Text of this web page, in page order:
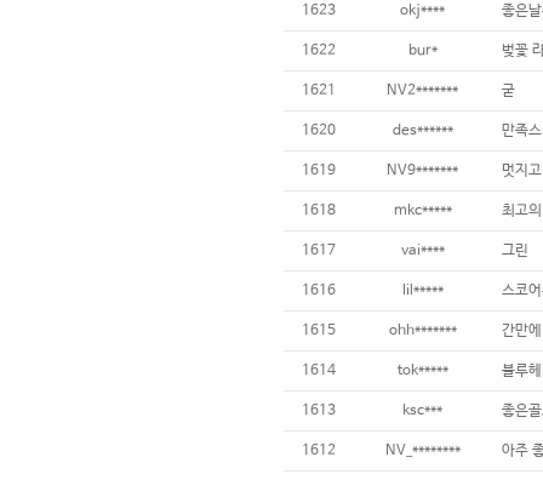
1623 okj**** 좋은
1622 bur* 벚꽃
1621 NV2******* 굳
1620 des****** 만족
1619 NV9******* 멋지
1618 mkc*****
1617 vai**** 그린
1616 lil***** 스코
1615 ohh******* 간만
1614 tok***** 블루
1613 ksc*** 좋은
1612 NV_******** 아주